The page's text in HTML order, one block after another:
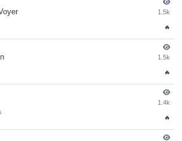
1.5k
🔥
1.5k
🔥
1.4k
🔥